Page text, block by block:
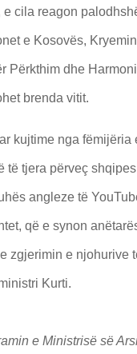
e cila reagon
e Kosovës,
Përkthim dhe
brenda vitit.
kujtime nga
të tjera përveç
angleze të
që e synon
zgjerimin e njohurive
Kurti.
e Ministrisë së